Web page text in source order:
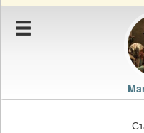
Подаръците на
Картичките на
Блокирай Martin_Atana